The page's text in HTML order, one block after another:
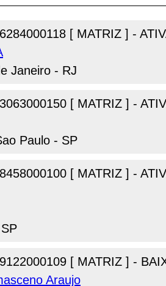
[ MATRIZ ] -
Janeiro - RJ
[ MATRIZ ] -
Paulo - SP
[ MATRIZ ] -
[ MATRIZ ] -
Araujo